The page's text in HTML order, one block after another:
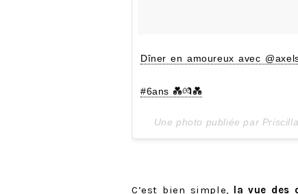
Dîner en amoureux avec
#6ans 💑💏💑
Une photo publiée par
C’est bien simple, la vue des